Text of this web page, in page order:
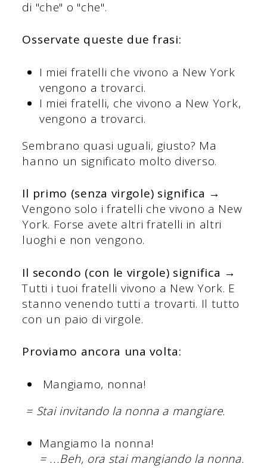
di "che" o "che".
Osservate queste due frasi:
I miei fratelli che vivono a New York
vengono a trovarci.
I miei fratelli, che vivono a New York,
vengono a trovarci.
Sembrano quasi uguali, giusto? Ma
hanno un significato molto diverso.
Il primo (senza virgole) significa →
Vengono solo i fratelli che vivono a New
York. Forse avete altri fratelli in altri
luoghi e non vengono.
Il secondo (con le virgole) significa →
Tutti i tuoi fratelli vivono a New York. E
stanno venendo tutti a trovarti. Il tutto
con un paio di virgole.
Proviamo ancora una volta:
Mangiamo, nonna!
= Stai invitando la nonna a mangiare.
Mangiamo la nonna!
= ...Beh, ora stai mangiando la nonna.